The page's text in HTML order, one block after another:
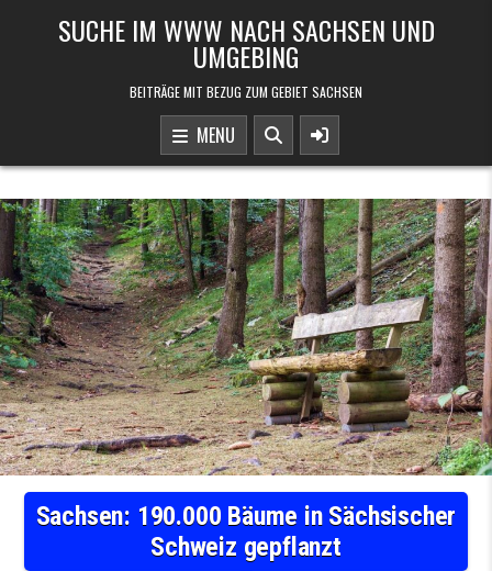
SUCHE IM WWW NACH SACHSEN UND
UMGEBING
BEITRÄGE MIT BEZUG ZUM GEBIET SACHSEN
MENU
Sachsen: 190.000 Bäume in Sächsischer
Schweiz gepflanzt